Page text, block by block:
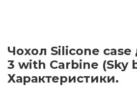
Чохол Silicone
3 with Carbine (Sky
Характеристики.